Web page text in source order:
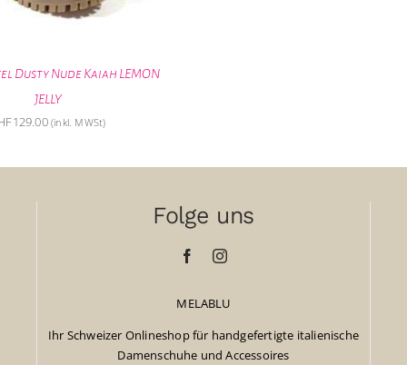
Dusty Nude Kaiah LEMON
JELLY
129.00 (inkl. MWSt)
Folge uns
MELABLU
Ihr Schweizer Onlineshop für handgefertigte italienische
Damenschuhe und Accessoires